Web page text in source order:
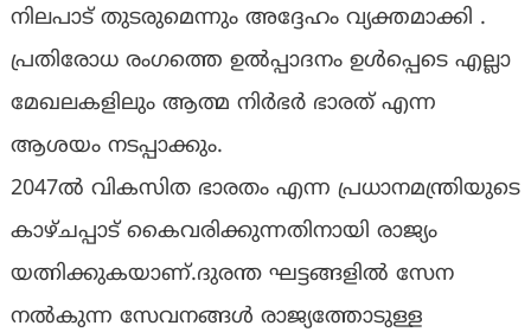
നിലപാട് തുടരുമെന്നും അദ്ദേഹം വ്യക്തമാക്കി .
പ്രതിരോധ രംഗത്തെ ഉൽപ്പാദനം ഉൾപ്പെടെ എല്ലാ
മേഖലകളിലും ആത്മ നിർഭർ ഭാരത് എന്ന
ആശയം നടപ്പാക്കും.
2047ൽ വികസിത ഭാരതം എന്ന പ്രധാനമന്ത്രിയുടെ
കാഴ്ചപ്പാട് കൈവരിക്കുന്നതിനായി രാജ്യം
യത്നിക്കുകയാണ്.ദുരന്ത ഘട്ടങ്ങളിൽ സേന
നൽകുന്ന സേവനങ്ങൾ രാജ്യത്തോടുള്ള